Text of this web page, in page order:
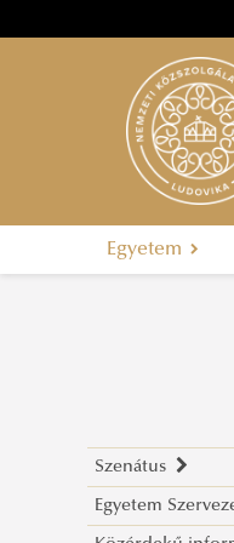
Egyetem
Szenátus
A szenátus
Egyetem